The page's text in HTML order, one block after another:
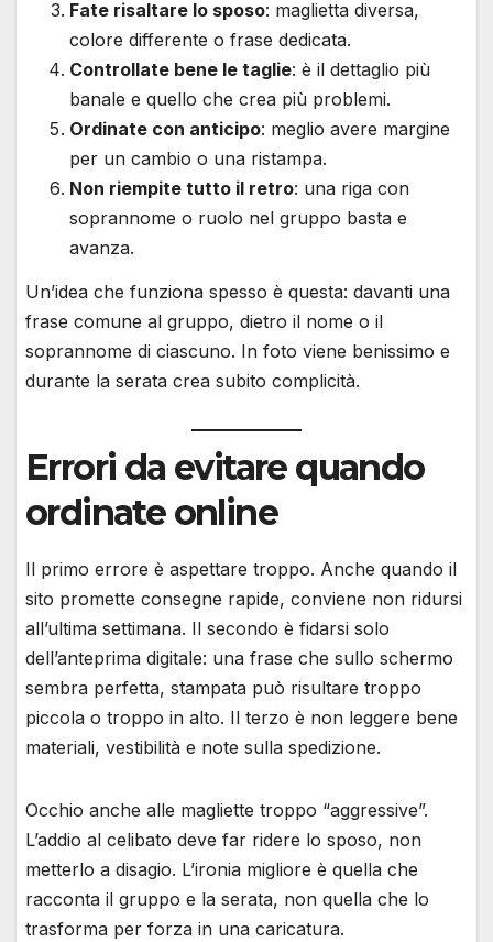
Fate risaltare lo sposo: maglietta diversa,
colore differente o frase dedicata.
Controllate bene le taglie: è il dettaglio più
banale e quello che crea più problemi.
Ordinate con anticipo: meglio avere margine
per un cambio o una ristampa.
Non riempite tutto il retro: una riga con
soprannome o ruolo nel gruppo basta e
avanza.
Un’idea che funziona spesso è questa: davanti una
frase comune al gruppo, dietro il nome o il
soprannome di ciascuno. In foto viene benissimo e
durante la serata crea subito complicità.
Errori da evitare quando
ordinate online
Il primo errore è aspettare troppo. Anche quando il
sito promette consegne rapide, conviene non ridursi
all’ultima settimana. Il secondo è fidarsi solo
dell’anteprima digitale: una frase che sullo schermo
sembra perfetta, stampata può risultare troppo
piccola o troppo in alto. Il terzo è non leggere bene
materiali, vestibilità e note sulla spedizione.
Occhio anche alle magliette troppo “aggressive”.
L’addio al celibato deve far ridere lo sposo, non
metterlo a disagio. L’ironia migliore è quella che
racconta il gruppo e la serata, non quella che lo
trasforma per forza in una caricatura.